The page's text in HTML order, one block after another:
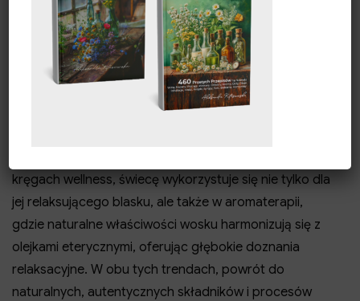
W epoce, gdzie indywidualizm i kreatywność stają się
ważniejsze niż kiedykolwiek, ręczne tworzenie świec
zdobywa coraz większą popularność. Zestawy do
własnoręcznego wytwarzania tych płomieni z wosku
pszczeli stają się bestsellerami, dając ludziom
kręgach wellness, świecę wykorzystuje się nie tylko dla
jej relaksującego blasku, ale także w aromaterapii,
gdzie naturalne właściwości wosku harmonizują się z
olejkami eterycznymi, oferując głębokie doznania
relaksacyjne. W obu tych trendach, powrót do
naturalnych, autentycznych składników i procesów